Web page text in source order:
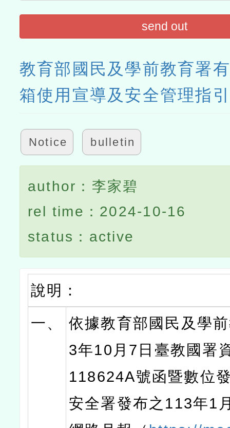
send out
教育部國民及學前教育署
箱使用宣導及安全管理指引
Notice bulletin
author：李家碧
rel time：2024-10-16
status：active
說明：
一、
依據教育部國民及學
3年10月7日臺教國署
118624A號函暨數位
安全署發布之113年1